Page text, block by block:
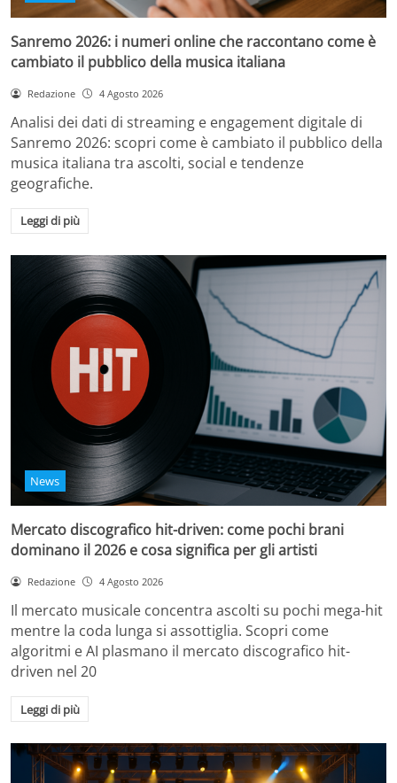
Sanremo 2026: i numeri online che raccontano come è
cambiato il pubblico della musica italiana
Redazione 4 Agosto 2026
Analisi dei dati di streaming e engagement digitale di
Sanremo 2026: scopri come è cambiato il pubblico della
musica italiana tra ascolti, social e tendenze
geografiche.
Leggi di più
News
Mercato discografico hit-driven: come pochi brani
dominano il 2026 e cosa significa per gli artisti
Redazione 4 Agosto 2026
Il mercato musicale concentra ascolti su pochi mega-hit
mentre la coda lunga si assottiglia. Scopri come
algoritmi e AI plasmano il mercato discografico hit-
driven nel 20
Leggi di più